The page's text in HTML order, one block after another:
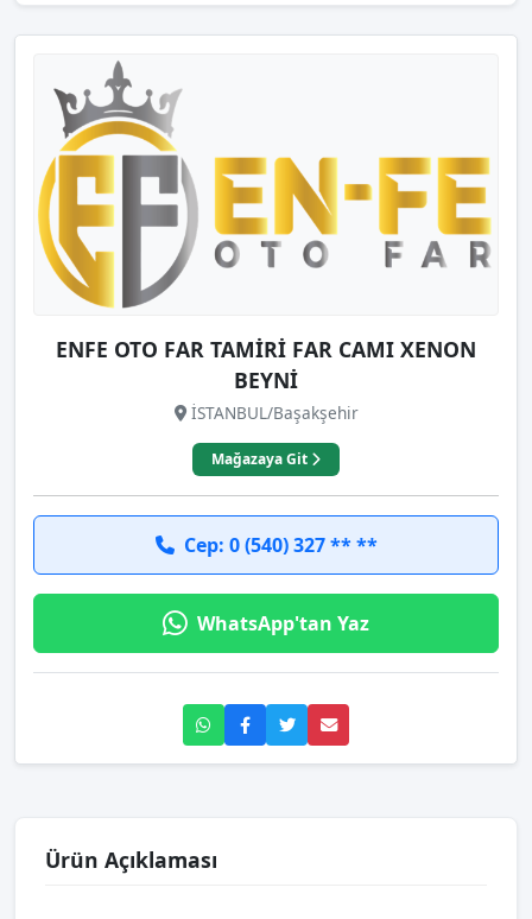
ENFE OTO FAR TAMİRİ FAR CAMI XENON
BEYNİ
İSTANBUL/Başakşehir
Mağazaya Git
Cep: 0 (540) 327 ** **
WhatsApp'tan Yaz
Ürün Açıklaması